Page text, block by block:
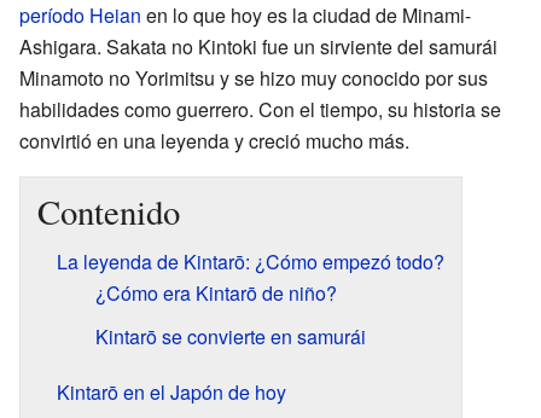
período Heian en lo que hoy es la ciudad de Minami-
Ashigara. Sakata no Kintoki fue un sirviente del samurái
Minamoto no Yorimitsu y se hizo muy conocido por sus
habilidades como guerrero. Con el tiempo, su historia se
convirtió en una leyenda y creció mucho más.
Contenido
La leyenda de Kintarō: ¿Cómo empezó todo?
¿Cómo era Kintarō de niño?
Kintarō se convierte en samurái
Kintarō en el Japón de hoy